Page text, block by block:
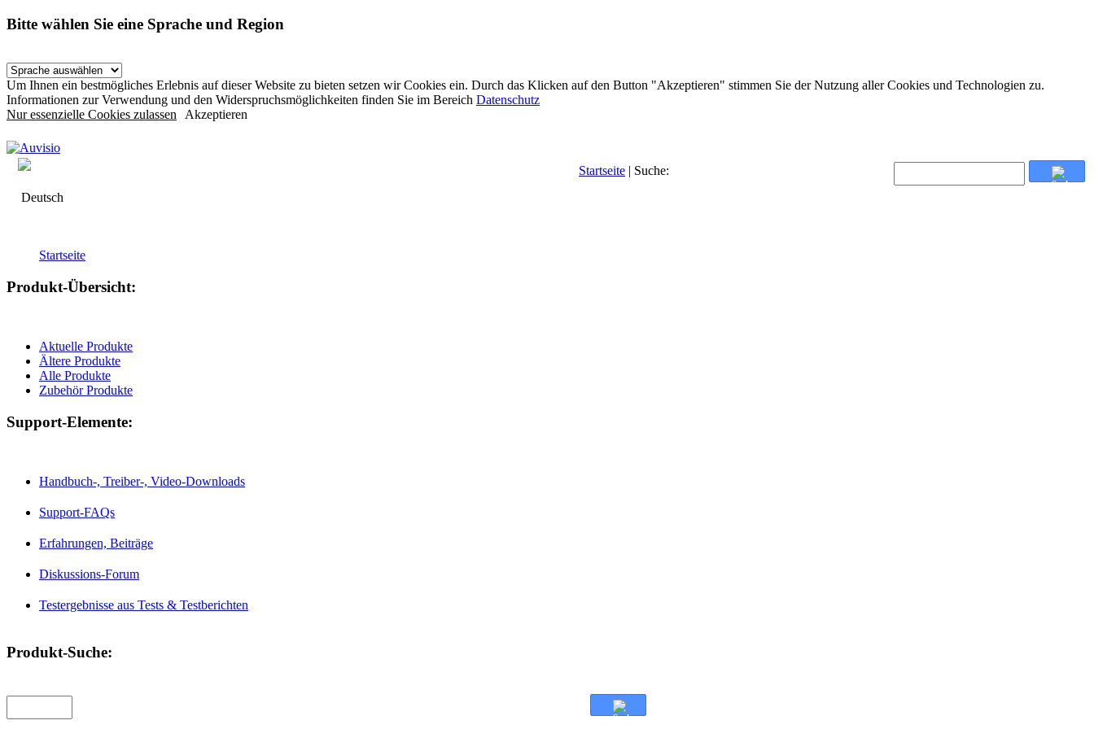
Bitte wählen Sie eine Sprache und Region
Um Ihnen ein bestmögliches Erlebnis auf dieser Website zu bieten setzen wir Cookies ein. Durch das Klicken auf den Button "Akzeptieren" stimmen Sie der Nutzung aller Cookies und Technologien zu.
Informationen zur Verwendung und den Widerspruchsmöglichkeiten finden Sie im Bereich Datenschutz
Nur essenzielle Cookies zulassen Akzeptieren
Deutsch
Startseite | Suche:
Startseite
Produkt-Übersicht:
Aktuelle Produkte
Ältere Produkte
Alle Produkte
Zubehör Produkte
Support-Elemente:
Handbuch-, Treiber-, Video-Downloads
Support-FAQs
Erfahrungen, Beiträge
Diskussions-Forum
Testergebnisse aus Tests & Testberichten
Produkt-Suche: